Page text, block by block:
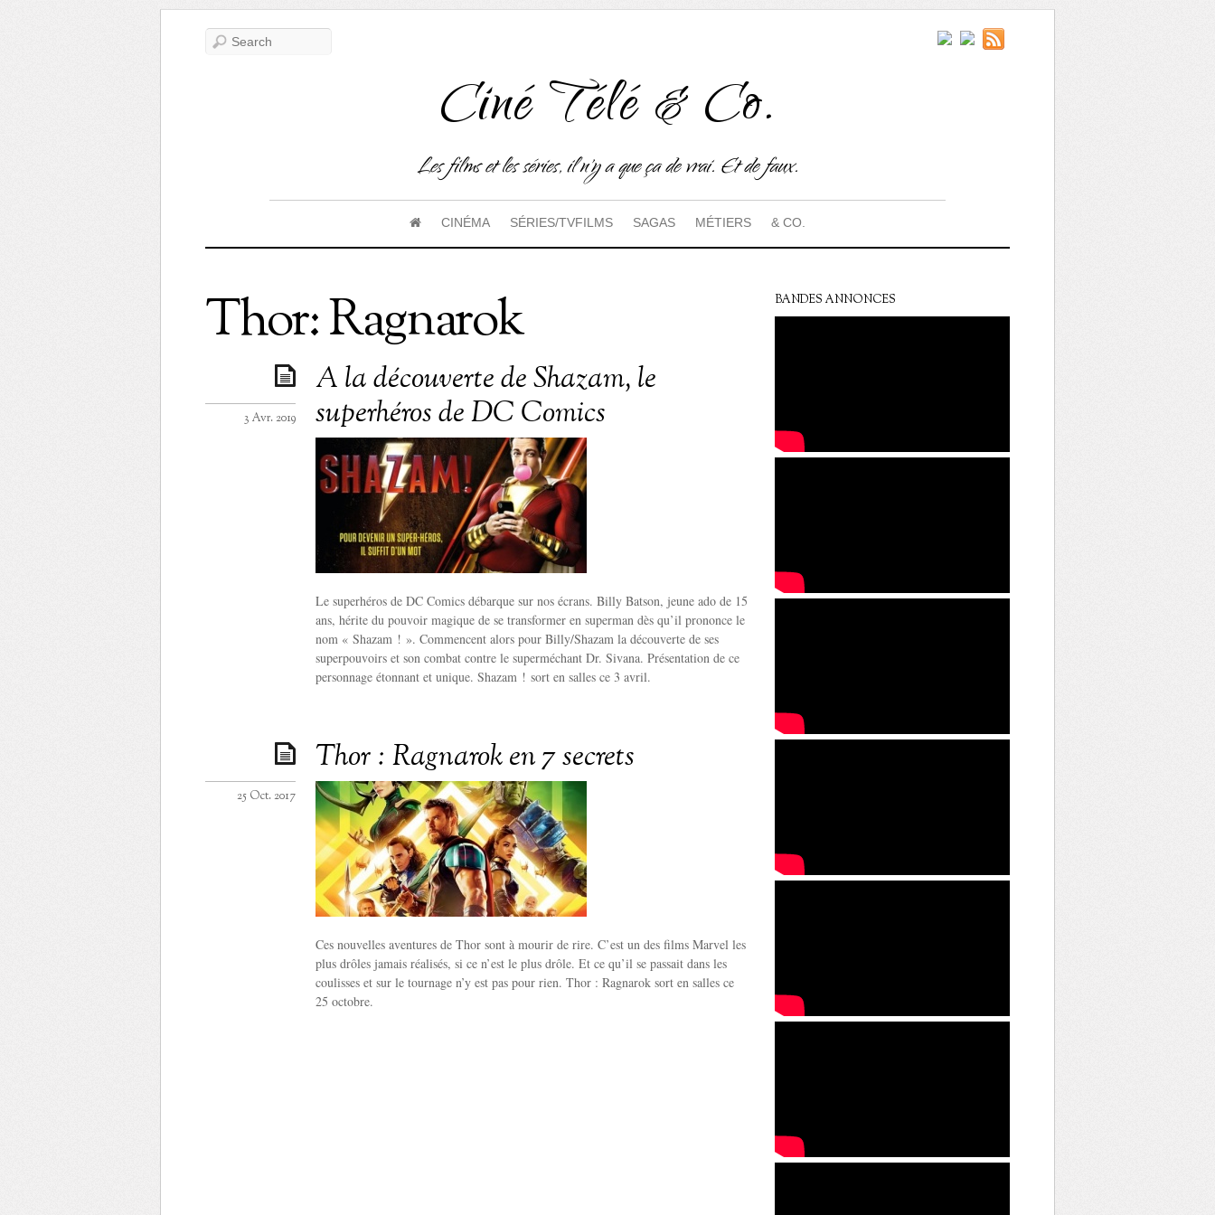
Ciné Télé & Co.
Les films et les séries, il n'y a que ça de vrai. Et de faux.
CINÉMA SÉRIES/TVFILMS SAGAS MÉTIERS & CO.
Thor: Ragnarok
A la découverte de Shazam, le
superhéros de DC Comics
3 Avr. 2019
Le superhéros de DC Comics débarque sur nos écrans. Billy Batson, jeune ado de 15
ans, hérite du pouvoir magique de se transformer en superman dès qu’il prononce le
nom « Shazam ! ». Commencent alors pour Billy/Shazam la découverte de ses
superpouvoirs et son combat contre le superméchant Dr. Sivana. Présentation de ce
personnage étonnant et unique. Shazam ! sort en salles ce 3 avril.
Thor : Ragnarok en 7 secrets
25 Oct. 2017
Ces nouvelles aventures de Thor sont à mourir de rire. C’est un des films Marvel les
plus drôles jamais réalisés, si ce n’est le plus drôle. Et ce qu’il se passait dans les
coulisses et sur le tournage n’y est pas pour rien. Thor : Ragnarok sort en salles ce
25 octobre.
BANDES ANNONCES